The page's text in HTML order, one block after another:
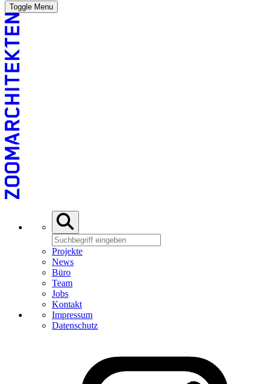
Toggle Menu
Projekte
News
Büro
Team
Jobs
Kontakt
Impressum
Datenschutz